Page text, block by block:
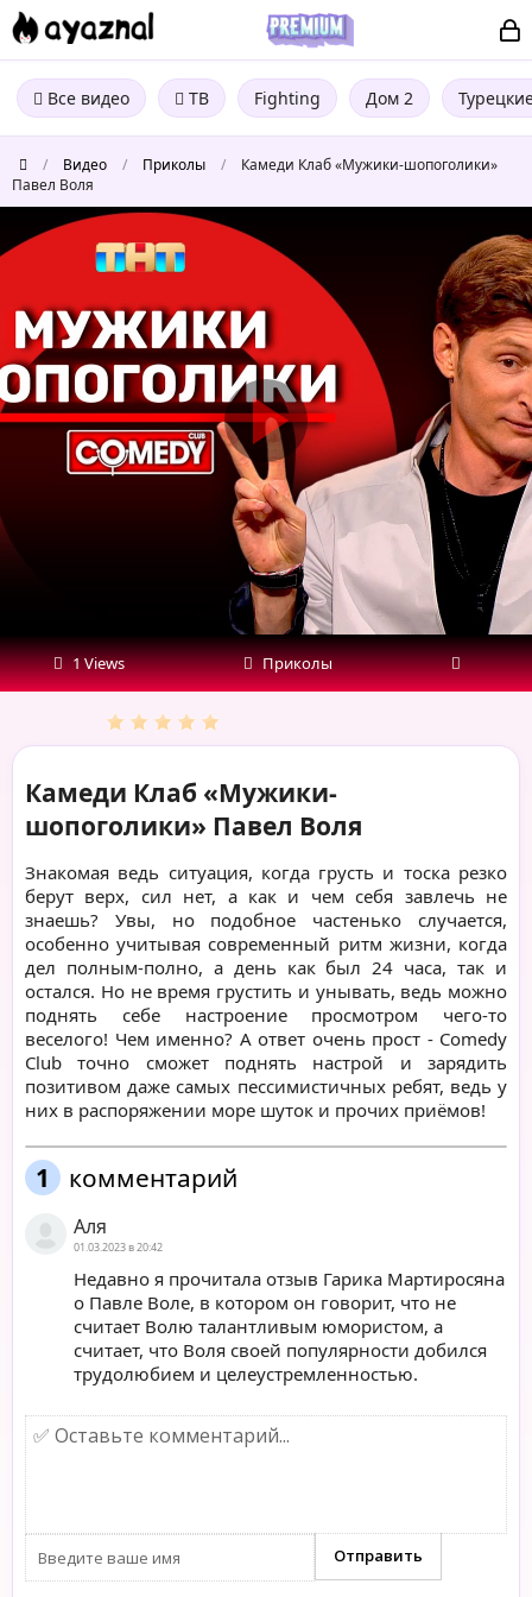
Все видео ТВ Fighting Дом 2
/ Видео / Приколы /
Камеди Клаб «Мужики-шопоголики»
Павел Воля
Камеди
«Мужики-
шопоголики»
Павел
Воля
1 Views Приколы
Камеди Клаб «Мужики-
шопоголики» Павел Воля
Знакомая ведь ситуация, когда грусть и тоска резко
берут верх, сил нет, а как и чем себя завлечь не
знаешь? Увы, но подобное частенько случается,
особенно учитывая современный ритм жизни, когда
дел полным-полно, а день как был 24 часа, так и
остался. Но не время грустить и унывать, ведь можно
поднять себе настроение просмотром чего-то
веселого! Чем именно? А ответ очень прост - Comedy
Club точно сможет поднять настрой и зарядить
позитивом даже самых пессимистичных ребят, ведь у
них в распоряжении море шуток и прочих приёмов!
1 комментарий
Аля
01.03.2023 в 20:42
Недавно я прочитала отзыв Гарика Мартиросяна
о Павле Воле, в котором он говорит, что не
считает Волю талантливым юмористом, а
считает, что Воля своей популярности добился
трудолюбием и целеустремленностью.